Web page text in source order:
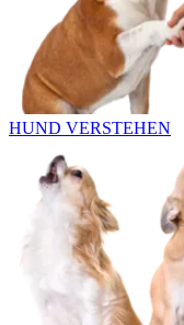
HUND VERSTEHEN